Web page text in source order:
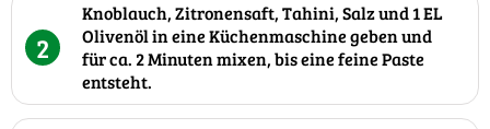
2
Knoblauch, Zitronensaft, Tahini, Salz und 1 EL
Olivenöl in eine Küchenmaschine geben und
für ca. 2 Minuten mixen, bis eine feine Paste
entsteht.